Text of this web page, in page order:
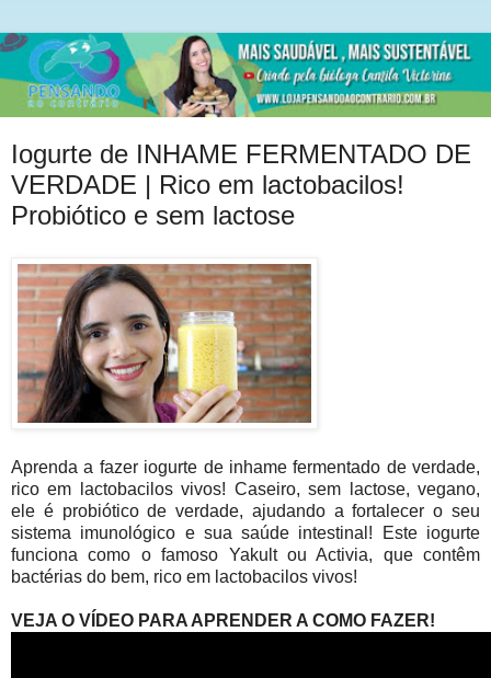
Iogurte de INHAME FERMENTADO DE
VERDADE | Rico em lactobacilos!
Probiótico e sem lactose
Aprenda a fazer iogurte de inhame fermentado de verdade,
rico em lactobacilos vivos! Caseiro, sem lactose, vegano,
ele é probiótico de verdade, ajudando a fortalecer o seu
sistema imunológico e sua saúde intestinal! Este iogurte
funciona como o famoso Yakult ou Activia, que contêm
bactérias do bem, rico em lactobacilos vivos!
VEJA O VÍDEO PARA APRENDER A COMO FAZER!